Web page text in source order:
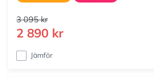
3 095 kr
2 890 kr
Jämför